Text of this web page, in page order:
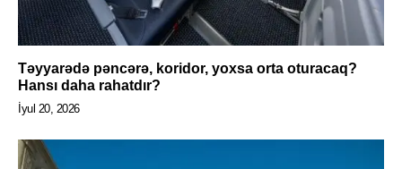
Təyyarədə pəncərə, koridor, yoxsa orta oturacaq?
Hansı daha rahatdır?
İyul 20, 2026